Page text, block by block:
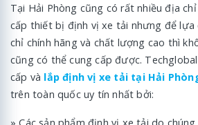
Tại Hải Phòng cũng có rất nhiều địa
cấp thiết bị định vị xe tải nhưng để
chỉ chính hãng và chất lượng cao thì
cũng có thể cung cấp được.
cấp và lắp định vị xe tải tại Hải
trên toàn quốc uy tín nhất bởi: